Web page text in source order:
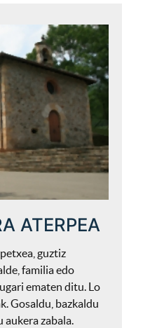
ATERPEA
guztiz
familia edo
ematen ditu. Lo
Gosaldu, bazkaldu
aukera zabala.